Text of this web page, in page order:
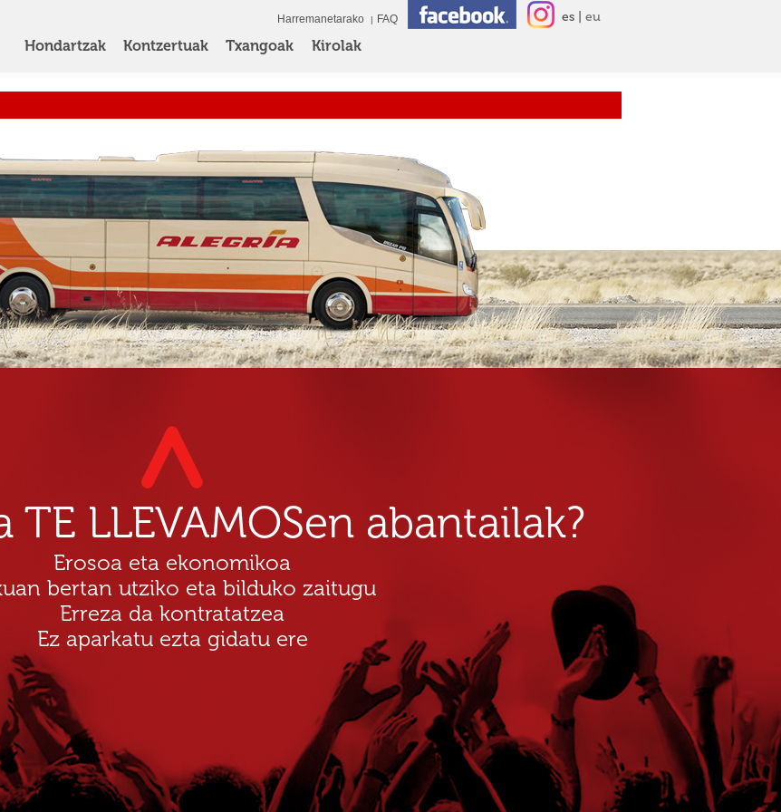
Hondartzak Kontzertuak Txangoak Kirolak
Harremanetarako FAQ es eu
LLEVAMOSen abantailak?
Erosoa eta ekonomikoa
bertan utziko eta bilduko zaitugu
Erreza da kontratatzea
Ez aparkatu ezta gidatu ere